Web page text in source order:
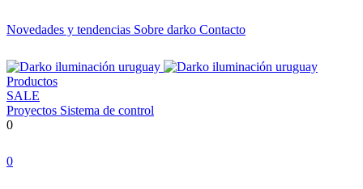
Novedades y tendencias Sobre darko Contacto
Productos
SALE
Proyectos Sistema de control
0
0